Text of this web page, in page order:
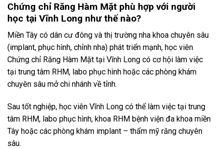
Chứng chỉ Răng Hàm Mặt phù hợp với người
học tại Vĩnh Long như thế nào?
Miền Tây có dân cư đông và thị trường nha khoa chuyên sâu
(implant, phục hình, chỉnh nha) phát triển mạnh, học viên
Chứng chỉ Răng Hàm Mặt tại Vĩnh Long có cơ hội làm việc
tại trung tâm RHM, labo phục hình hoặc các phòng khám
chuyên sâu mở chi nhánh về tỉnh.
Sau tốt nghiệp, học viên Vĩnh Long có thể làm việc tại trung
tâm RHM, labo phục hình, khoa RHM bệnh viện đa khoa miền
Tây hoặc các phòng khám implant – thẩm mỹ răng chuyên
sâu.